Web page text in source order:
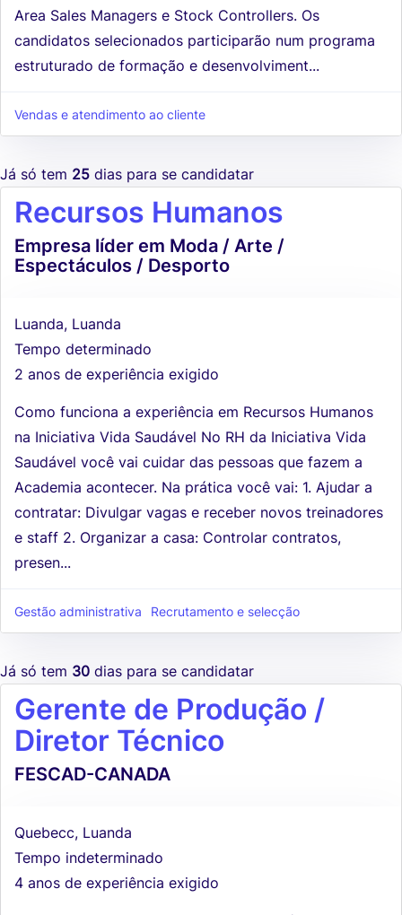
Area Sales Managers e Stock Controllers. Os
candidatos selecionados participarão num programa
estruturado de formação e desenvolviment...
Vendas e atendimento ao cliente
Já só tem 25 dias para se candidatar
Recursos Humanos
Empresa líder em Moda / Arte /
Espectáculos / Desporto
Luanda, Luanda
Tempo determinado
2 anos de experiência exigido
Como funciona a experiência em Recursos Humanos
na Iniciativa Vida Saudável No RH da Iniciativa Vida
Saudável você vai cuidar das pessoas que fazem a
Academia acontecer. Na prática você vai: 1. Ajudar a
contratar: Divulgar vagas e receber novos treinadores
e staff 2. Organizar a casa: Controlar contratos,
presen...
Gestão administrativa Recrutamento e selecção
Já só tem 30 dias para se candidatar
Gerente de Produção /
Diretor Técnico
FESCAD-CANADA
Quebecc, Luanda
Tempo indeterminado
4 anos de experiência exigido